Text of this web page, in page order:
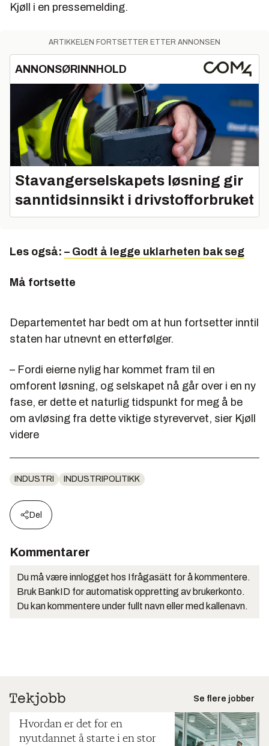
Kjøll i en pressemelding.
ARTIKKELEN FORTSETTER ETTER ANNONSEN
ANNONSØRINNHOLD
Stavangerselskapets løsning gir
sanntidsinnsikt i drivstofforbruket
Les også: – Godt å legge uklarheten bak seg
Må fortsette
Departementet har bedt om at hun fortsetter inntil
staten har utnevnt en etterfølger.
– Fordi eierne nylig har kommet fram til en
omforent løsning, og selskapet nå går over i en ny
fase, er dette et naturlig tidspunkt for meg å be
om avløsing fra dette viktige styrevervet, sier Kjøll
videre
INDUSTRI INDUSTRIPOLITIKK
Del
Kommentarer
Du må være innlogget hos Ifrågasätt for å kommentere.
Bruk BankID for automatisk oppretting av brukerkonto.
Du kan kommentere under fullt navn eller med kallenavn.
Se flere jobber
Hvordan er det for en
nyutdannet å starte i en stor